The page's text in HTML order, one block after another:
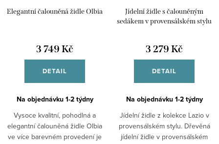
Elegantní čalouněná židle Olbia
3 749 Kč
DETAIL
Na objednávku 1-2 týdny
Vysoce kvalitní, pohodlná a
elegantní čalouněná židle Olbia
ve více barevném provedení je
Jídelní židle s čalouněným
sedákem v provensálském stylu
3 279 Kč
DETAIL
Na objednávku 1-2 týdny
Jídelní židle z kolekce Lazio v
provensálském stylu. Dřevěná
jídelní židle v provensálském